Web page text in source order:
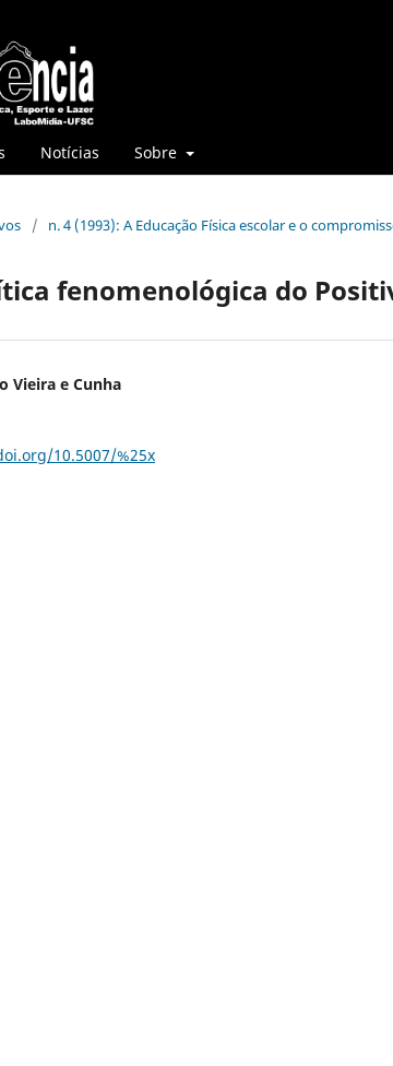
Notícias Sobre
/ n. 4 (1993): A Educação Física escolar e o
fenomenológica do
Vieira e Cunha
10.5007/%25x